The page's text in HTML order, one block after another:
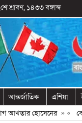
শ্রাবণ, ১৪৩৩ বঙ্গাব্দ
আন্তর্জাতিক এশিয়া
হোসেনের» «